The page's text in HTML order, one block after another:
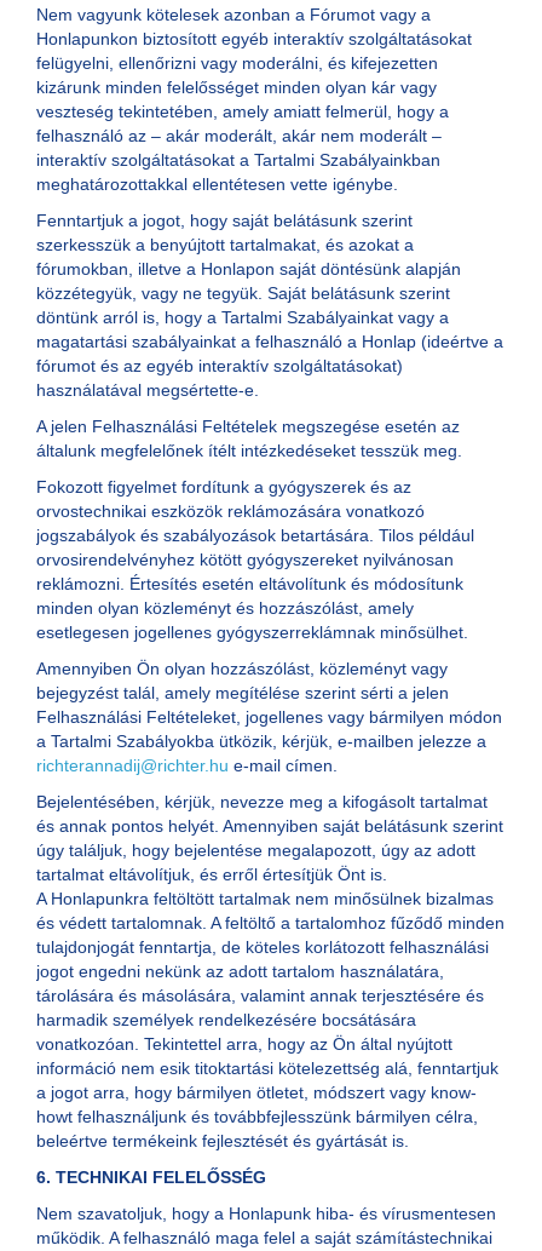
Nem vagyunk kötelesek azonban a Fórumot vagy a
Honlapunkon biztosított egyéb interaktív szolgáltatásokat
felügyelni, ellenőrizni vagy moderálni, és kifejezetten
kizárunk minden felelősséget minden olyan kár vagy
veszteség tekintetében, amely amiatt felmerül, hogy a
felhasználó az – akár moderált, akár nem moderált –
interaktív szolgáltatásokat a Tartalmi Szabályainkban
meghatározottakkal ellentétesen vette igénybe.
Fenntartjuk a jogot, hogy saját belátásunk szerint
szerkesszük a benyújtott tartalmakat, és azokat a
fórumokban, illetve a Honlapon saját döntésünk alapján
közzétegyük, vagy ne tegyük. Saját belátásunk szerint
döntünk arról is, hogy a Tartalmi Szabályainkat vagy a
magatartási szabályainkat a felhasználó a Honlap (ideértve a
fórumot és az egyéb interaktív szolgáltatásokat)
használatával megsértette-e.
A jelen Felhasználási Feltételek megszegése esetén az
általunk megfelelőnek ítélt intézkedéseket tesszük meg.
Fokozott figyelmet fordítunk a gyógyszerek és az
orvostechnikai eszközök reklámozására vonatkozó
jogszabályok és szabályozások betartására. Tilos például
orvosirendelvényhez kötött gyógyszereket nyilvánosan
reklámozni. Értesítés esetén eltávolítunk és módosítunk
minden olyan közleményt és hozzászólást, amely
esetlegesen jogellenes gyógyszerreklámnak minősülhet.
Amennyiben Ön olyan hozzászólást, közleményt vagy
bejegyzést talál, amely megítélése szerint sérti a jelen
Felhasználási Feltételeket, jogellenes vagy bármilyen módon
a Tartalmi Szabályokba ütközik, kérjük, e-mailben jelezze a
richterannadij@richter.hu e-mail címen.
Bejelentésében, kérjük, nevezze meg a kifogásolt tartalmat
és annak pontos helyét. Amennyiben saját belátásunk szerint
úgy találjuk, hogy bejelentése megalapozott, úgy az adott
tartalmat eltávolítjuk, és erről értesítjük Önt is.
A Honlapunkra feltöltött tartalmak nem minősülnek bizalmas
és védett tartalomnak. A feltöltő a tartalomhoz fűződő minden
tulajdonjogát fenntartja, de köteles korlátozott felhasználási
jogot engedni nekünk az adott tartalom használatára,
tárolására és másolására, valamint annak terjesztésére és
harmadik személyek rendelkezésére bocsátására
vonatkozóan. Tekintettel arra, hogy az Ön által nyújtott
információ nem esik titoktartási kötelezettség alá, fenntartjuk
a jogot arra, hogy bármilyen ötletet, módszert vagy know-
howt felhasználjunk és továbbfejlesszünk bármilyen célra,
beleértve termékeink fejlesztését és gyártását is.
6. TECHNIKAI FELELŐSSÉG
Nem szavatoljuk, hogy a Honlapunk hiba- és vírusmentesen
működik. A felhasználó maga felel a saját számítástechnikai